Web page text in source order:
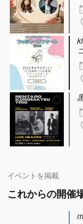
イベントを掲載
これからの開催